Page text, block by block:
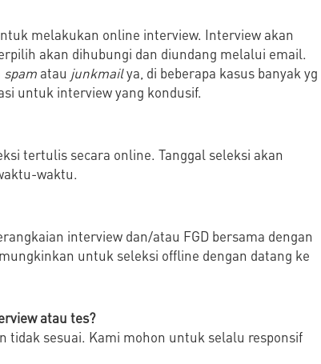
melakukan online interview. Interview akan
akan dihubungi dan diundang melalui email.
spam atau junkmailya, di beberapa kasus banyak yg
untuk interview yang kondusif.
tertulis secara online. Tanggal seleksi akan
waktu.
interview dan/atau FGD bersama dengan
untuk seleksi offline dengan datang ke
atau tes?
tidak sesuai. Kami mohon untuk selalu responsif